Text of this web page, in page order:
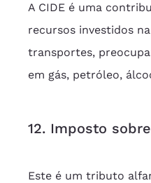
A CIDE é uma
recursos investidos
transportes,
em gás, petróleo,
12. Imposto
Este é um tributo